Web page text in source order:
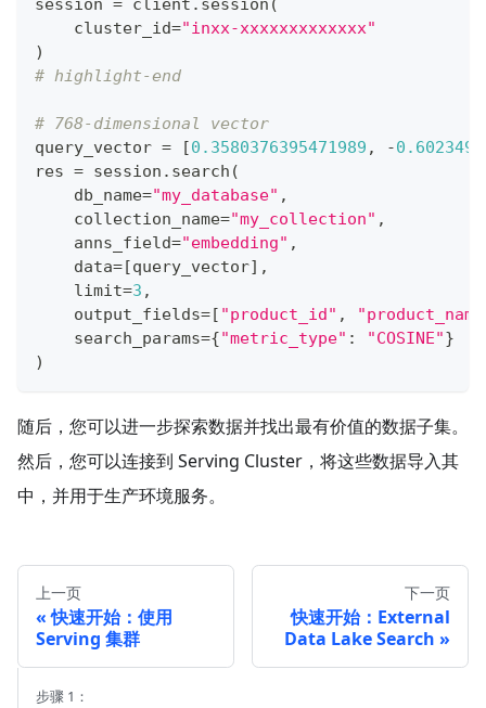
session = client . session (
    cluster_id
="inxx-xxxxxxxxxxxxx"
)
# highlight-end
# 768-dimensional vector
query_vector = [0.3580376395471989 , -
res = session . search (
    db_name
="my_database" ,
    collection_name
="my_collection" ,
    anns_field
="embedding" ,
    data
=[query_vector] ,
    limit
=3 ,
    output_fields
=[ "product_id" ,
    search_params
={"metric_type" : "COSINE"}
)
随后，您可以进一步探索数据并找出最有价值的数据子集。
然后，您可以连接到 Serving Cluster，将这些数据导入其
中，并用于生产环境服务。
上一页
快速开始：使用
Serving 集群
下一页
快速开始：External
Data Lake Search
步骤 1：